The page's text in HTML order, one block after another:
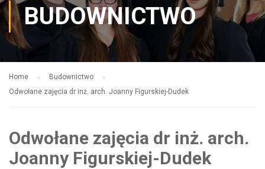
BUDOWNICTWO
Home
Budownictwo
Odwołane zajęcia dr inż. arch. Joanny Figurskiej-Dudek
Odwołane zajęcia dr inż. arch.
Joanny Figurskiej-Dudek